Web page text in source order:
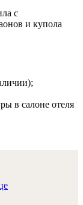
с
и купола
в салоне отеля